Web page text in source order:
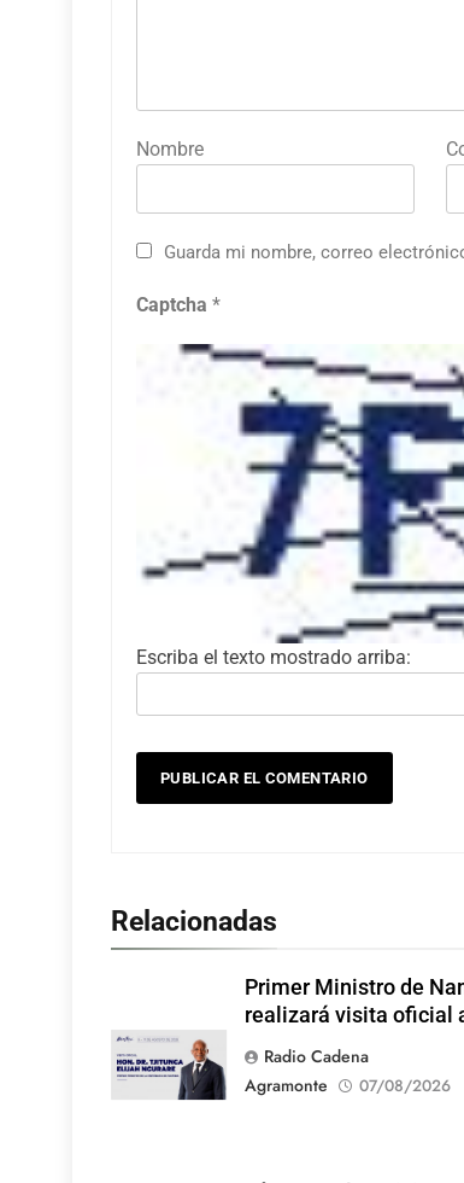
Nombre
Guarda mi nombre, correo
Captcha *
Escriba el texto mostrado arriba:
Relacionadas
Primer Ministro de
realizará visita oficial
Radio Cadena
Agramonte
07/08/2026